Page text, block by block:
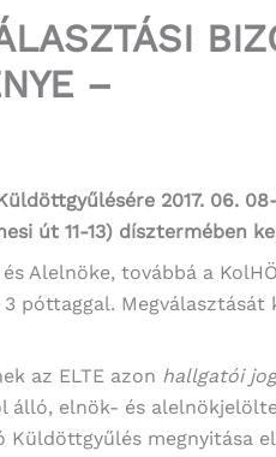
–
2017. 06.
út 11-13) dísztermében
Alelnöke, továbbá a
póttaggal. Megválasztását
az ELTE azon hallgatói
álló, elnök- és
megnyitása